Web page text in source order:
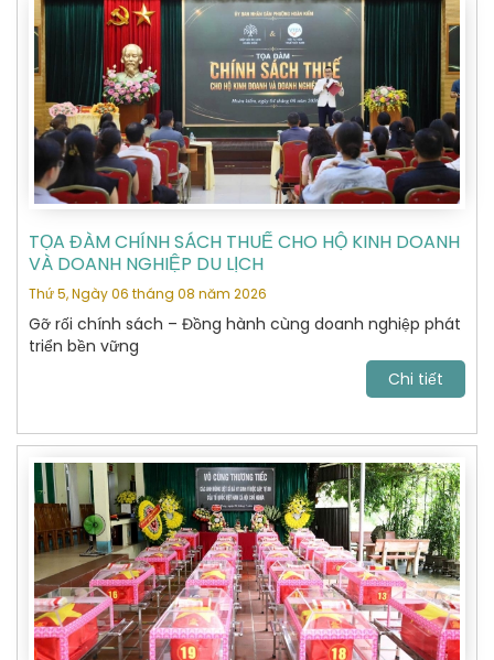
TỌA ĐÀM CHÍNH SÁCH THUẾ CHO HỘ KINH DOANH
VÀ DOANH NGHIỆP DU LỊCH
Thứ 5, Ngày 06 tháng 08 năm 2026
Gỡ rối chính sách – Đồng hành cùng doanh nghiệp phát
triển bền vững
Chi tiết